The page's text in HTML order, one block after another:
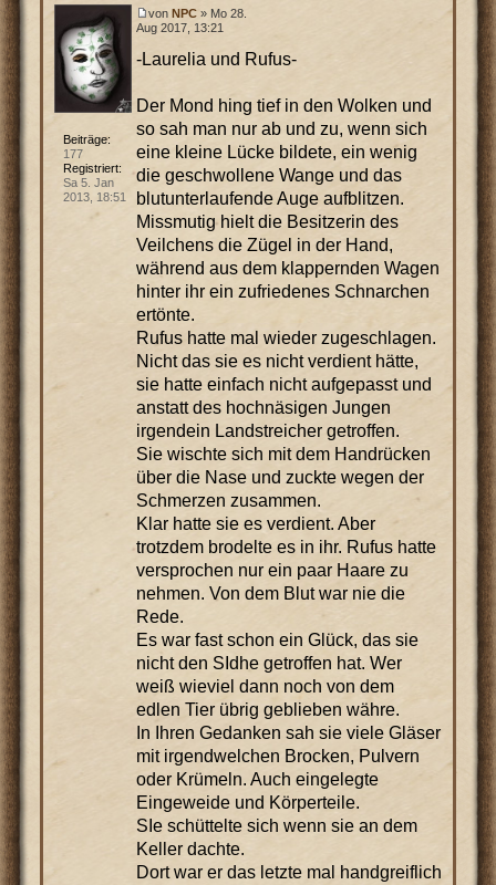
von NPC» Mo 28.
Aug 2017, 13:21
-Laurelia und Rufus-
Der Mond hing tief in den Wolken und
so sah man nur ab und zu, wenn sich
eine kleine Lücke bildete, ein wenig
die geschwollene Wange und das
blutunterlaufende Auge aufblitzen.
Missmutig hielt die Besitzerin des
Veilchens die Zügel in der Hand,
während aus dem klappernden Wagen
hinter ihr ein zufriedenes Schnarchen
ertönte.
Rufus hatte mal wieder zugeschlagen.
Nicht das sie es nicht verdient hätte,
sie hatte einfach nicht aufgepasst und
anstatt des hochnäsigen Jungen
irgendein Landstreicher getroffen.
Sie wischte sich mit dem Handrücken
über die Nase und zuckte wegen der
Schmerzen zusammen.
Klar hatte sie es verdient. Aber
trotzdem brodelte es in ihr. Rufus hatte
versprochen nur ein paar Haare zu
nehmen. Von dem Blut war nie die
Rede.
Es war fast schon ein Glück, das sie
nicht den SIdhe getroffen hat. Wer
weiß wieviel dann noch von dem
edlen Tier übrig geblieben währe.
In Ihren Gedanken sah sie viele Gläser
mit irgendwelchen Brocken, Pulvern
oder Krümeln. Auch eingelegte
Eingeweide und Körperteile.
SIe schüttelte sich wenn sie an dem
Keller dachte.
Dort war er das letzte mal handgreiflich
Beiträge:
177
Registriert:
Sa 5. Jan
2013, 18:51